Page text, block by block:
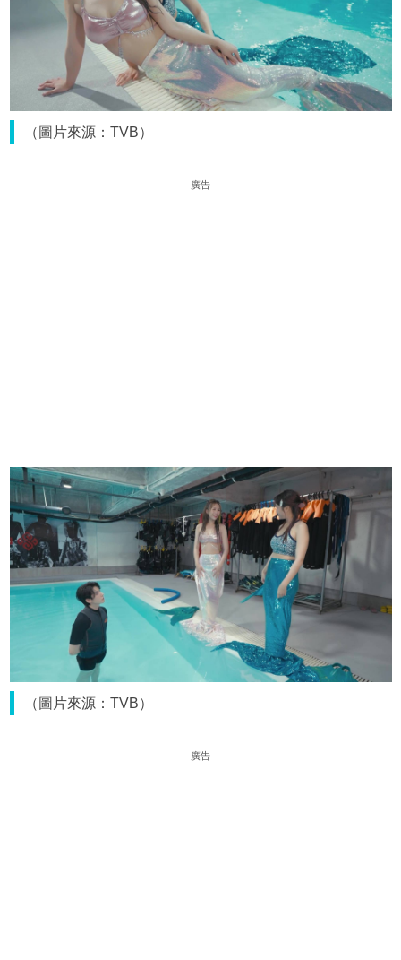
（圖片來源：TVB）
廣告
（圖片來源：TVB）
廣告